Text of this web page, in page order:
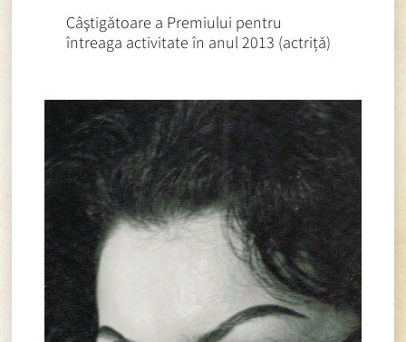
Câştigătoare a Premiului pentru
întreaga activitate în anul 2013 (actriță)